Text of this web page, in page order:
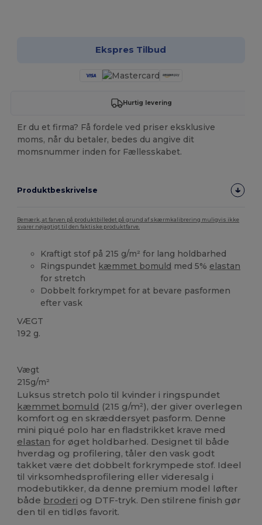
Ekspres Tilbud
Hurtig levering
Er du et firma? Få fordele ved priser eksklusive
moms, når du betaler, bedes du angive dit
momsnummer inden for Fællesskabet.
Produktbeskrivelse
Bemærk, at farven på produktbilledet på grund af skærmkalibrering muligvis ikke
svarer nøjagtigt til den faktiske produktfarve.
Kraftigt stof på 215 g/m² for lang holdbarhed
Ringspundet kæmmet bomuld med 5% elastan
for stretch
Dobbelt forkrympet for at bevare pasformen
efter vask
VÆGT
192 g.
Vægt
215g/m²
Luksus stretch polo til kvinder i ringspundet
kæmmet bomuld (215 g/m²), der giver overlegen
komfort og en skræddersyet pasform. Denne
mini piqué polo har en fladstrikket krave med
elastan for øget holdbarhed. Designet til både
hverdag og profilering, tåler den vask godt
takket være det dobbelt forkrympede stof. Ideel
til virksomhedsprofilering eller videresalg i
modebutikker, da denne premium model løfter
både broderi og DTF-tryk. Den stilrene finish gør
den til en tidløs favorit.